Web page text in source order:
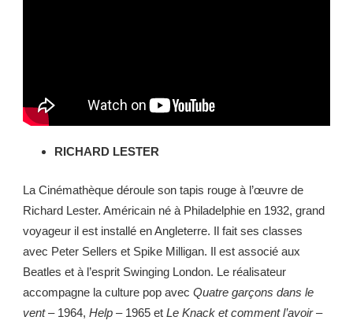
RICHARD LESTER
La Cinémathèque déroule son tapis rouge à l’œuvre de
Richard Lester. Américain né à Philadelphie en 1932, grand
voyageur il est installé en Angleterre. Il fait ses classes
avec Peter Sellers et Spike Milligan. Il est associé aux
Beatles et à l’esprit Swinging London. Le réalisateur
accompagne la culture pop avec Quatre garçons dans le
vent– 1964, Help – 1965 et Le Knack et comment l’avoir–